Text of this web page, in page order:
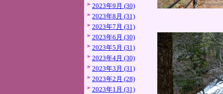
2023年9月 (30)
2023年8月 (31)
2023年7月 (31)
2023年6月 (30)
2023年5月 (31)
2023年4月 (30)
2023年3月 (31)
2023年2月 (28)
2023年1月 (31)